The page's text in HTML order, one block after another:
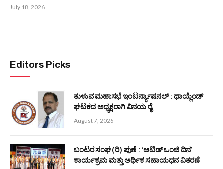
July 18, 2026
Editors Picks
ತುಳುವ ಮಹಾಸಭೆ ಇಂಟರ್ನ್ಯಾಷನಲ್ : ಥಾಯ್ಲೆಂಡ್
ಘಟಕದ ಅಧ್ಯಕ್ಷರಾಗಿ ವಿನಯ ರೈ
August 7, 2026
ಬಂಟರ ಸಂಘ (ರಿ) ಪುಣೆ : ‘ಆಟಿಡ್ ಒಂಜಿ ದಿನ’
ಕಾರ್ಯಕ್ರಮ ಮತ್ತು ಅರ್ಥಿಕ ಸಹಾಯಧನ ವಿತರಣೆ